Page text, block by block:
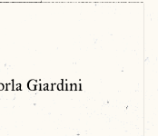
Giardini